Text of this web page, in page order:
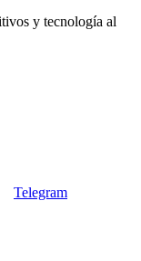
y tecnología al
Telegram